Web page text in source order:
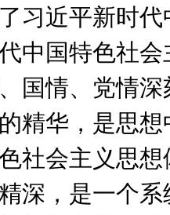
习近平新时
中国特色社
国情、党情
精华，是思
社会主义思
深，是一个